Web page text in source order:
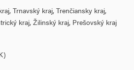
rozvinutých regiónoch.
Trnavský kraj, Trenčiansky kraj,
kraj, Žilinský kraj, Prešovský kraj